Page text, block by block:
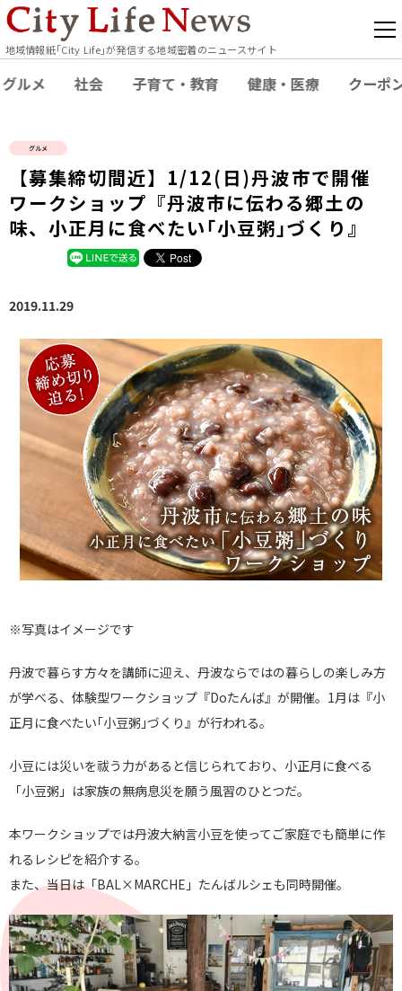
地域情報紙｢City Life｣が発信する地域密着のニュースサイト
グルメ 社会 子育て・教育 健康・医療 クーポ
グルメ
【募集締切間近】1/12(日)丹波市で開催
ワークショップ『丹波市に伝わる郷土の
味、小正月に食べたい｢小豆粥｣づくり』
2019.11.29
※写真はイメージです
丹波で暮らす方々を講師に迎え、丹波ならではの暮らしの楽しみ方
が学べる、体験型ワークショップ『Doたんば』が開催。1月は『小
正月に食べたい｢小豆粥｣づくり』が行われる。
小豆には災いを祓う力があると信じられており、小正月に食べる
「小豆粥」は家族の無病息災を願う風習のひとつだ。
本ワークショップでは丹波大納言小豆を使ってご家庭でも簡単に作
れるレシピを紹介する。
また、当日は「BAL×MARCHE」たんばルシェも同時開催。